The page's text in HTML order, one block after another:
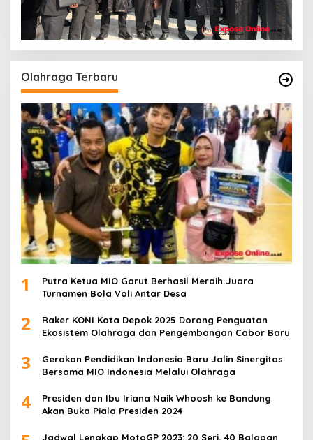
Olahraga Terbaru
1
Putra Ketua MIO Garut Berhasil Meraih Juara
Turnamen Bola Voli Antar Desa
2
Raker KONI Kota Depok 2025 Dorong Penguatan
Ekosistem Olahraga dan Pengembangan Cabor Baru
3
Gerakan Pendidikan Indonesia Baru Jalin Sinergitas
Bersama MIO Indonesia Melalui Olahraga
4
Presiden dan Ibu Iriana Naik Whoosh ke Bandung
Akan Buka Piala Presiden 2024
Jadwal Lengkap MotoGP 2023: 20 Seri, 40 Balapan